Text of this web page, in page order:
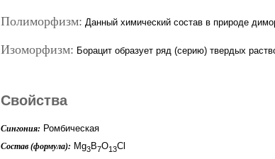
Полиморфизм: Данный химический состав в природе
Изоморфизм: Борацит образует ряд (серию) твердых
Свойства
Сингония: Ромбическая
Состав (формула): Mg3B7O13Cl